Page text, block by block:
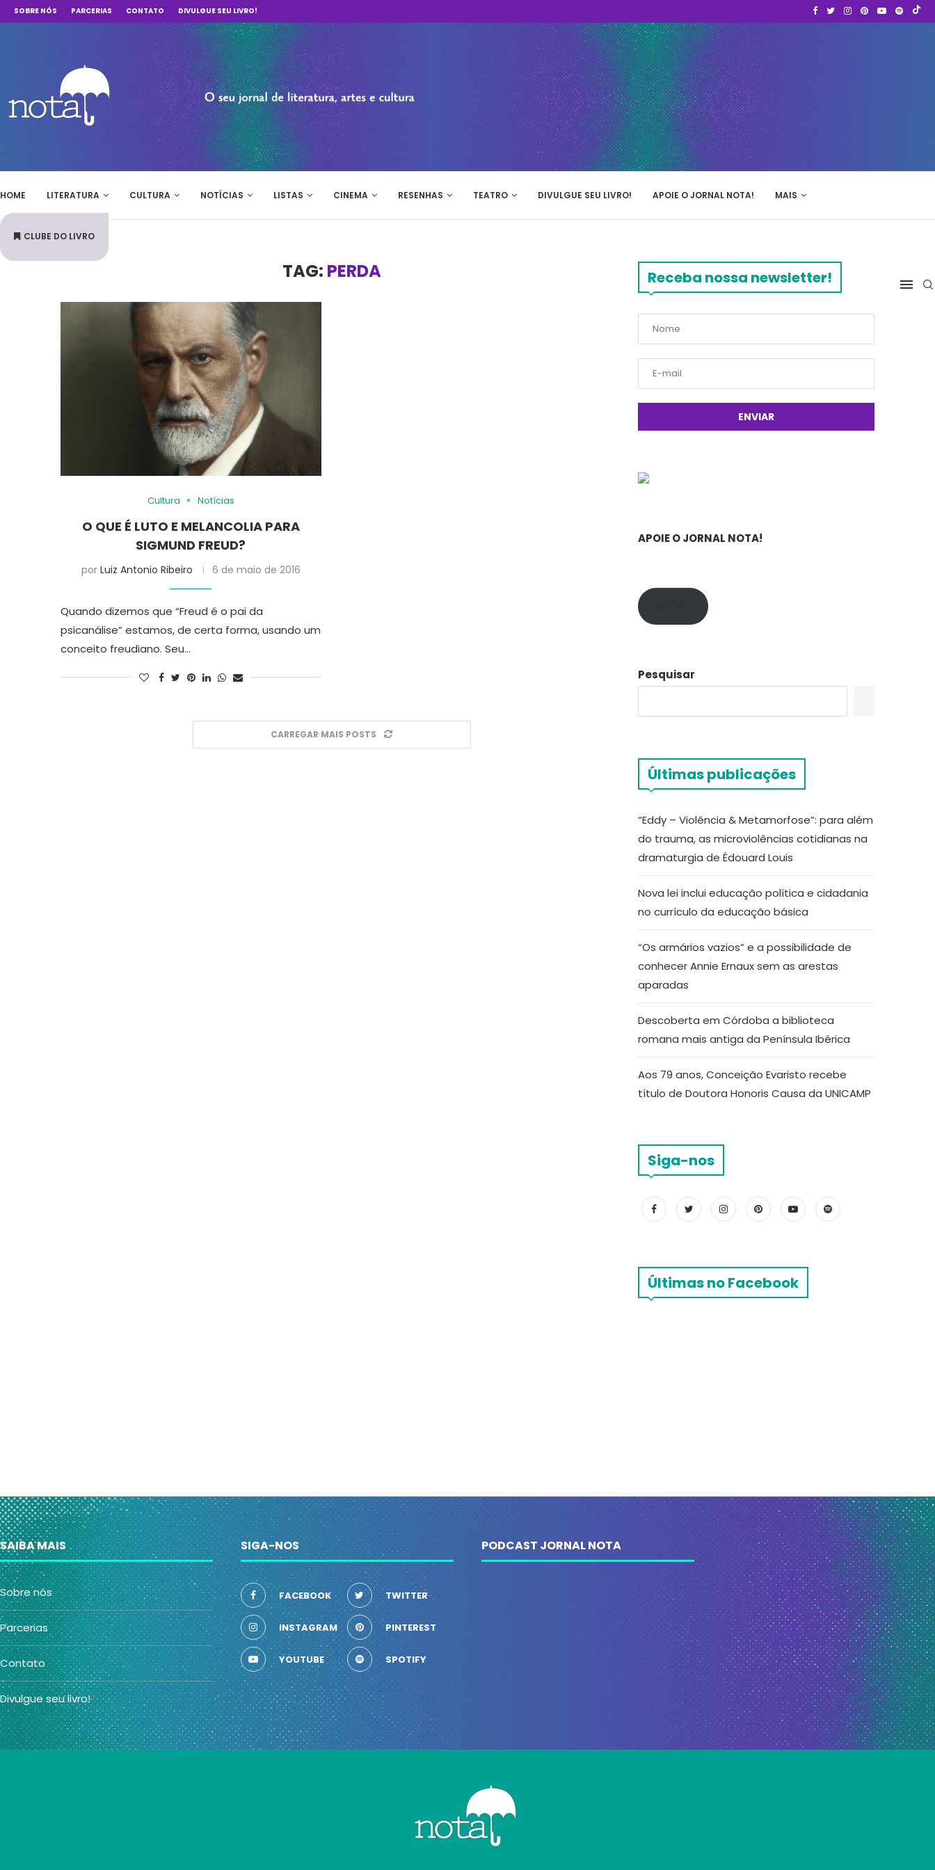
SOBRE NÓS PARCERIAS CONTATO DIVULGUE SEU LIVRO!
HOME LITERATURA CULTURA NOTÍCIAS LISTAS CINEMA RESENHAS TEATRO DIVULGUE SEU LIVRO! APOIE O JORNAL NOTA! MAIS
CLUBE DO LIVRO
TAG: PERDA
Cultura Notícias
O QUE É LUTO E MELANCOLIA PARA
SIGMUND FREUD?
por Luiz Antonio Ribeiro 6 de maio de 2016
Quando dizemos que “Freud é o pai da
psicanálise” estamos, de certa forma, usando um
conceito freudiano. Seu…
CARREGAR MAIS POSTS
Receba nossa newsletter!
APOIE O JORNAL NOTA!
Pesquisar
Últimas publicações
“Eddy – Violência & Metamorfose”: para além
do trauma, as microviolências cotidianas na
dramaturgia de Édouard Louis
Nova lei inclui educação política e cidadania
no currículo da educação básica
“Os armários vazios” e a possibilidade de
conhecer Annie Ernaux sem as arestas
aparadas
Descoberta em Córdoba a biblioteca
romana mais antiga da Península Ibérica
Aos 79 anos, Conceição Evaristo recebe
título de Doutora Honoris Causa da UNICAMP
Siga-nos
Últimas no Facebook
SAIBA MAIS
Sobre nós
Parcerias
Contato
Divulgue seu livro!
SIGA-NOS
FACEBOOK TWITTER
INSTAGRAM PINTEREST
YOUTUBE SPOTIFY
PODCAST JORNAL NOTA